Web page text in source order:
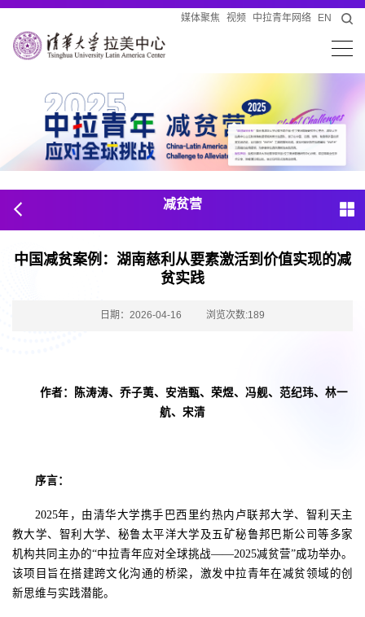
媒体聚焦 视频 中拉青年网络 EN
减贫营
中国减贫案例：湖南慈利从要素激活到价值实现的减
贫实践
日期：2026-04-16 浏览次数:189
作者：陈涛涛、乔子荑、安浩甄、荣煜、冯舰、范纪玮、林一
航、宋清
序言：
2025年，由清华大学携手巴西里约热内卢联邦大学、智利天主
教大学、智利大学、秘鲁太平洋大学及五矿秘鲁邦巴斯公司等多家
机构共同主办的“中拉青年应对全球挑战——2025减贫营”成功举办。
该项目旨在搭建跨文化沟通的桥梁，激发中拉青年在减贫领域的创
新思维与实践潜能。